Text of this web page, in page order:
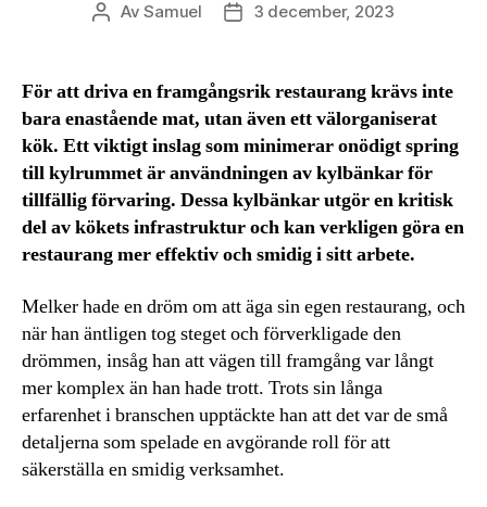
Inläggsförfattare
AvSamuel Inläggsdatum
3 december, 2023
För att driva en framgångsrik restaurang krävs inte
bara enastående mat, utan även ett välorganiserat
kök. Ett viktigt inslag som minimerar onödigt spring
till kylrummet är användningen av kylbänkar för
tillfällig förvaring. Dessa kylbänkar utgör en kritisk
del av kökets infrastruktur och kan verkligen göra en
restaurang mer effektiv och smidig i sitt arbete.
Melker hade en dröm om att äga sin egen restaurang, och
när han äntligen tog steget och förverkligade den
drömmen, insåg han att vägen till framgång var långt
mer komplex än han hade trott. Trots sin långa
erfarenhet i branschen upptäckte han att det var de små
detaljerna som spelade en avgörande roll för att
säkerställa en smidig verksamhet.